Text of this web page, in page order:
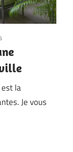
la
Je vous